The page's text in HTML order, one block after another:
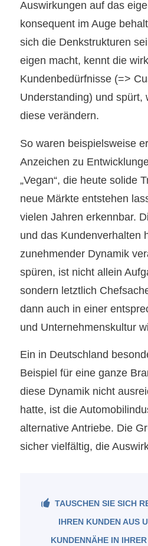
Auswirkungen auf das
konsequent im Auge
sich die Denkstrukturen
eigen macht, kennt die
Kundenbedürfnisse (=>
Understanding) und spürt,
diese verändern.
So waren beispielsweise
Anzeichen zu
„Vegan“, die heute solide
neue Märkte entstehen
vielen Jahren erkennbar.
und das Kundenverhalten
zunehmender Dynamik
spüren, ist nicht allein
sondern letztlich
dann auch in einer
und Unternehmenskultur
Ein in Deutschland
Beispiel für eine ganze
diese Dynamik nicht
hatte, ist die
alternative Antriebe. Die
sicher vielfältig, die
TAUSCHEN SIE SICH
HREN KUNDEN AUS
UNDENNÄHE IN IHRER